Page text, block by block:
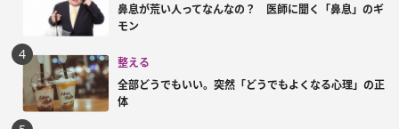
鼻息が荒い人ってなんなの？ 医師に聞く「鼻息」のギ
モン
整える
全部どうでもいい。突然「どうでもよくなる心理」の正
体